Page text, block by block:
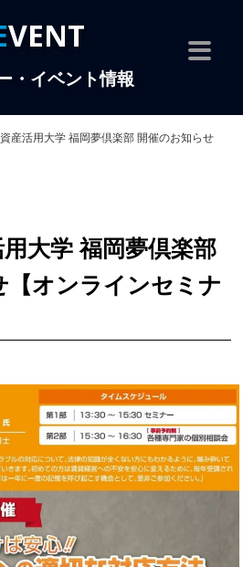
EVENT
・イベント情報
産活用大学 福岡夢倶楽部 開催のお知らせ
大学 福岡夢倶楽部
【オンラインセミナ